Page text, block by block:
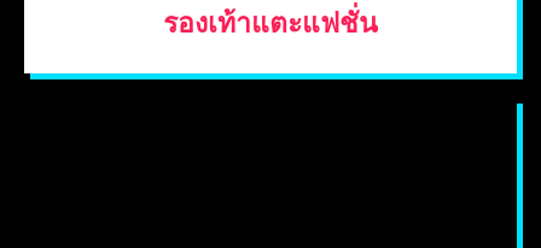
รองเท้าแตะแฟชั่น